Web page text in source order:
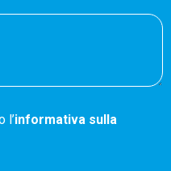
l’informativa sulla